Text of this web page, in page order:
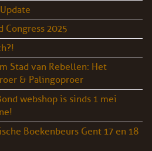
Congress 2025
Stad van Rebellen: Het
& Palingoproer
webshop is sinds 1 mei
Boekenbeurs Gent 17 en 18